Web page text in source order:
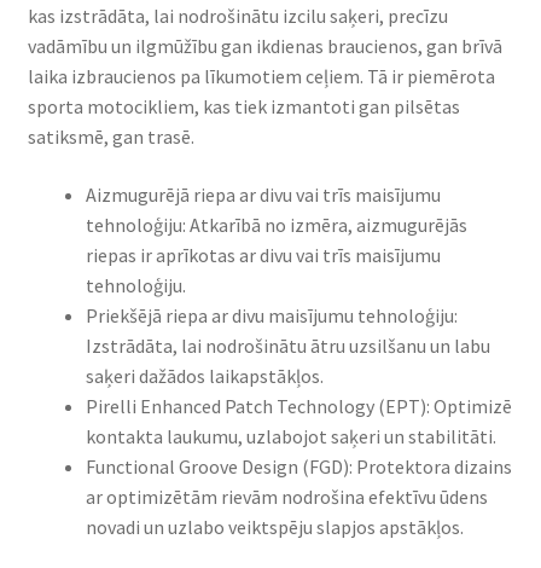
kas izstrādāta, lai nodrošinātu izcilu saķeri, precīzu
vadāmību un ilgmūžību gan ikdienas braucienos, gan brīvā
laika izbraucienos pa līkumotiem ceļiem. Tā ir piemērota
sporta motocikliem, kas tiek izmantoti gan pilsētas
satiksmē, gan trasē.
Aizmugurējā riepa ar divu vai trīs maisījumu
tehnoloģiju: Atkarībā no izmēra, aizmugurējās
riepas ir aprīkotas ar divu vai trīs maisījumu
tehnoloģiju.
Priekšējā riepa ar divu maisījumu tehnoloģiju:
Izstrādāta, lai nodrošinātu ātru uzsilšanu un labu
saķeri dažādos laikapstākļos.
Pirelli Enhanced Patch Technology (EPT): Optimizē
kontakta laukumu, uzlabojot saķeri un stabilitāti.
Functional Groove Design (FGD): Protektora dizains
ar optimizētām rievām nodrošina efektīvu ūdens
novadi un uzlabo veiktspēju slapjos apstākļos.